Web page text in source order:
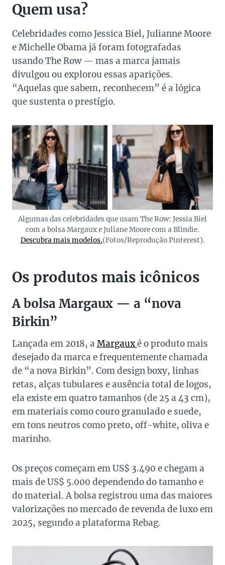
Quem usa?
Celebridades como Jessica Biel, Julianne Moore
e Michelle Obama já foram fotografadas
usando The Row — mas a marca jamais
divulgou ou explorou essas aparições.
“Aquelas que sabem, reconhecem” é a lógica
que sustenta o prestígio.
Algumas das celebridades que usam The Row: Jessia Biel
com a bolsa Margaux e Juliane Moore com a Blindie.
Descubra mais modelos.(Fotos/Reprodução Pinterest).
Os produtos mais icônicos
A bolsa Margaux — a “nova
Birkin”
Lançada em 2018, a Margauxé o produto mais
desejado da marca e frequentemente chamada
de “a nova Birkin”. Com design boxy, linhas
retas, alças tubulares e ausência total de logos,
ela existe em quatro tamanhos (de 25 a 43 cm),
em materiais como couro granulado e suede,
em tons neutros como preto, off-white, oliva e
marinho.
Os preços começam em US$ 3.490 e chegam a
mais de US$ 5.000 dependendo do tamanho e
do material. A bolsa registrou uma das maiores
valorizações no mercado de revenda de luxo em
2025, segundo a plataforma Rebag.